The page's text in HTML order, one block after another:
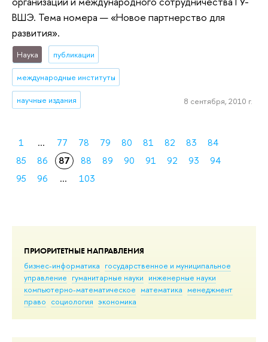
ПРИОРИТЕТНЫЕ НАПРАВЛЕНИЯ
бизнес-информатика государственное и муниципальное
управление гуманитарные науки инженерные науки
компьютерно-математическое математика менеджмент
право социология экономика
ВШЭ. Тема номера — «Новое партнерство для
развития».
Наука публикации
международные институты
научные издания 8 сентября, 2010 г.
1 ... 77 78 79 80 81 82 83
84
85
86 87 88 89 90 91 92 93
94
95
96 ... 103